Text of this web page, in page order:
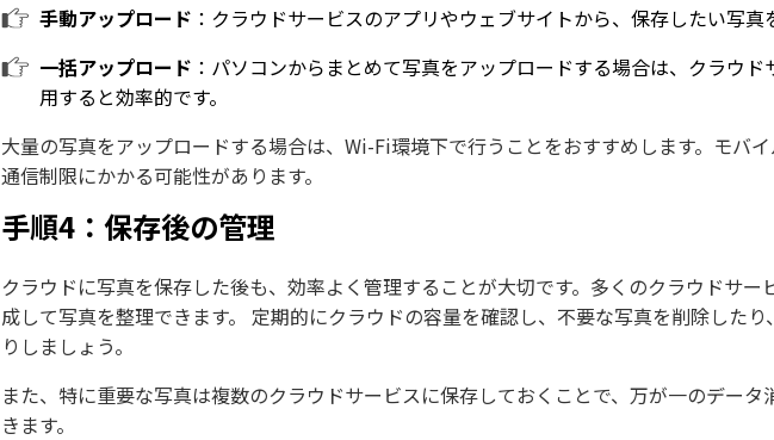
手動アップロード ：クラウドサービスのアプリやウェブサイトから、保存したい写真
一括アップロード ：パソコンからまとめて写真をアップロードする場合は、クラウ
用すると効率的です。
大量の写真をアップロードする場合は、Wi-Fi環境下で行うことをおすすめします。モバイ
通信制限にかかる可能性があります。
手順4：保存後の管理
クラウドに写真を保存した後も、効率よく管理することが大切です。多くのクラウドサ
成して写真を整理できます。 定期的にクラウドの容量を確認し、不要な写真を削除した
りしましょう。
また、特に重要な写真は複数のクラウドサービスに保存しておくことで、万が一のデー
きます。